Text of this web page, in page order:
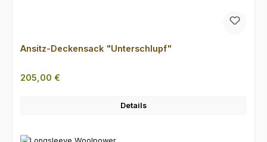
Ansitz-Deckensack "Unterschlupf"
Regulärer Preis:
205,00 €
Details